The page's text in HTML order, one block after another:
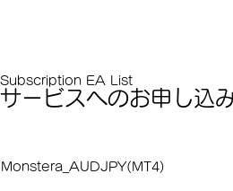
Subscription EA List
サービスへのお申し込
Monstera_AUDJPY(MT4)